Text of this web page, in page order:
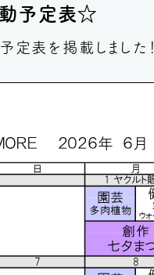
予定表☆
定表を掲載しました！